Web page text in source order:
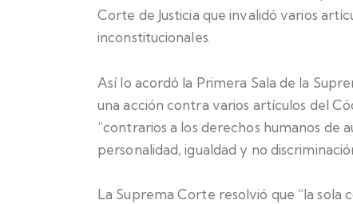
Corte de Justicia que invalidó varios
inconstitucionales.
Así lo acordó la Primera Sala de la
una acción contra varios artículos del
“contrarios a los derechos humanos
personalidad, igualdad y no
La Suprema Corte resolvió que “la sola